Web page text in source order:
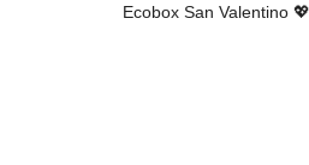
Ecobox San Valentino 💖